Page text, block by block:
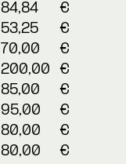
84,84
€
53,25
€
70,00
€
200,00
€
85,00
€
95,00
€
80,00
€
80,00
€